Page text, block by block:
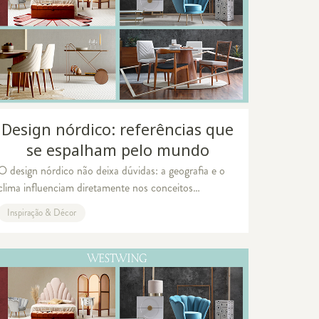
Design nórdico: referências que
se espalham pelo mundo
design nórdico não deixa dúvidas: a geografia e o
influenciam diretamente nos conceitos
e produção de mobiliários. A região
tem temperaturas baixas na maior parte d
Inspiração & Décor